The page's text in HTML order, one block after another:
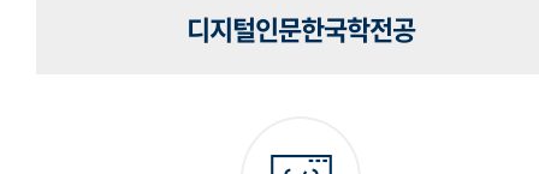
디지털인문한국학전공